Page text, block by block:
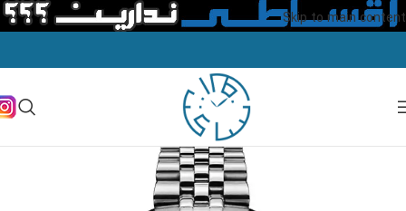
Skip to main content